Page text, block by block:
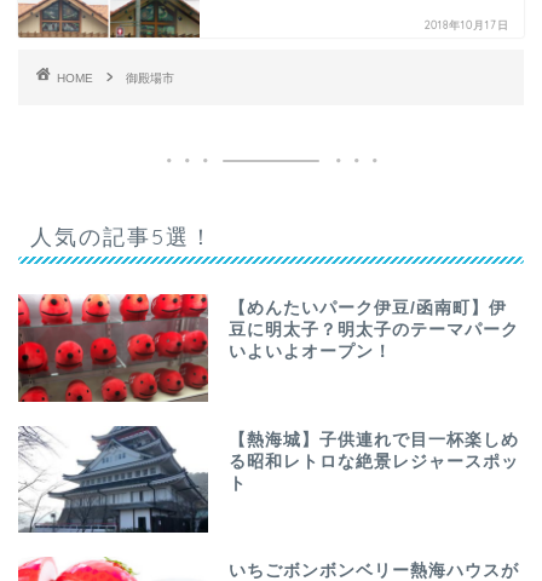
2018年10月17日
HOME 御殿場市
人気の記事5選！
【めんたいパーク伊豆/函南町】伊
豆に明太子？明太子のテーマパーク
いよいよオープン！
【熱海城】子供連れで目一杯楽しめ
る昭和レトロな絶景レジャースポッ
ト
いちごボンボンベリー熱海ハウスが